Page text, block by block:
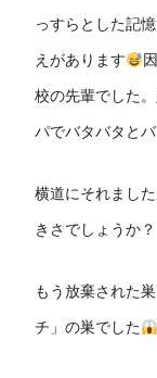
っすらとした記
えがあります
校の先輩でした
パでバタバタと
横道にそれまし
きさでしょうか？
もう放棄された
チ」の巣でした